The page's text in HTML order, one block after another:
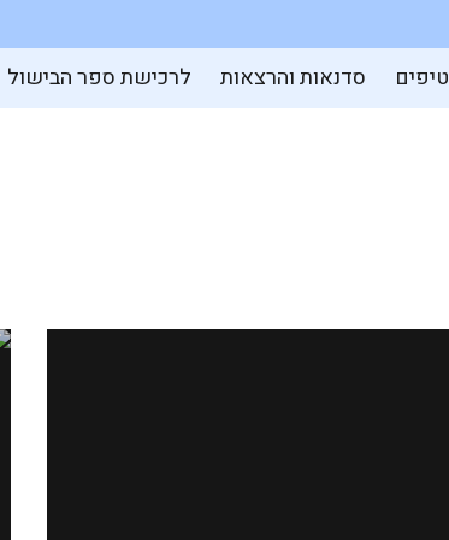
טיפים סדנאות והרצאות לרכישת ספר הבישול